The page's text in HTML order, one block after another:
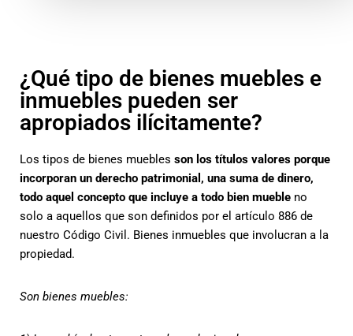
¿Qué tipo de bienes muebles e
inmuebles pueden ser
apropiados ilícitamente?
Los tipos de bienes muebles son los títulos valores porque
incorporan un derecho patrimonial, una suma de dinero,
todo aquel concepto que incluye a todo bien mueble no
solo a aquellos que son definidos por el artículo 886 de
nuestro Código Civil. Bienes inmuebles que involucran a la
propiedad.
Son bienes muebles: